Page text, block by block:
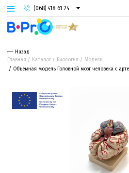
(068) 418-61-24
(093) 974-66-94
(095) 987-29-55
Назад
Главная
Каталог Биология
Модели
Объемная модель Головной мозг человека с